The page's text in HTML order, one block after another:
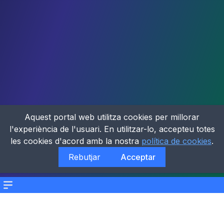
Menu
Aquest portal web utilitza cookies per millorar
l'experiència de l'usuari. En utilitzar-lo, accepteu totes
les cookies d'acord amb la nostra política de cookies.
Rebutjar
Acceptar